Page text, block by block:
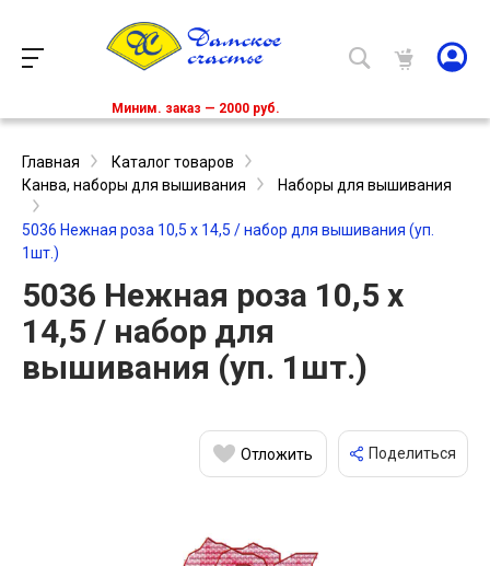
Миним. заказ — 2000 руб.
Главная
Каталог товаров
Канва, наборы для вышивания
Наборы для вышивания
5036 Нежная роза 10,5 х 14,5 / набор для вышивания (уп.
1шт.)
5036 Нежная роза 10,5 х
14,5 / набор для
вышивания (уп. 1шт.)
Отложить Поделиться